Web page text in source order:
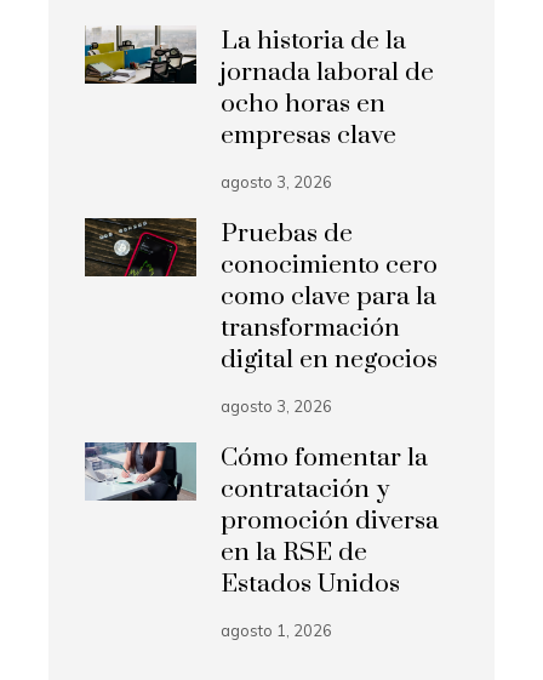
La historia de la
jornada laboral de
ocho horas en
empresas clave
agosto 3, 2026
Pruebas de
conocimiento cero
como clave para la
transformación
digital en negocios
agosto 3, 2026
Cómo fomentar la
contratación y
promoción diversa
en la RSE de
Estados Unidos
agosto 1, 2026